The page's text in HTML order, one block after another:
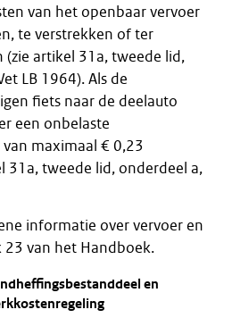
van het openbaar vervoer
te verstrekken of ter
(zie artikel 31a, tweede lid,
LB 1964). Als de
fiets naar de deelauto
een onbelaste
maximaal € 0,23
31a, tweede lid, onderdeel a,
informatie over vervoer en
van het Handboek.
en